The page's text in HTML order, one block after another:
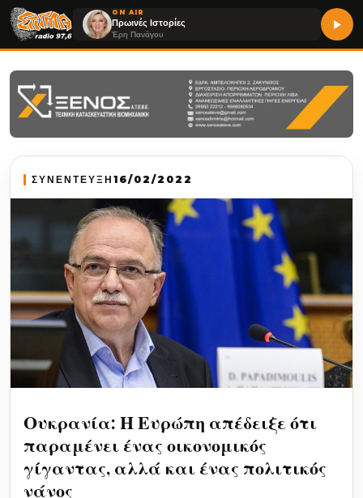
ON AIR
Πρωινές Ιστορίες
Έρη Πανάγου
ΣΥΝΕΝΤΕΥΞΗ 16/02/2022
Ουκρανία: Η Ευρώπη απέδειξε ότι
παραμένει ένας οικονομικός
γίγαντας, αλλά και ένας πολιτικός
νάνος